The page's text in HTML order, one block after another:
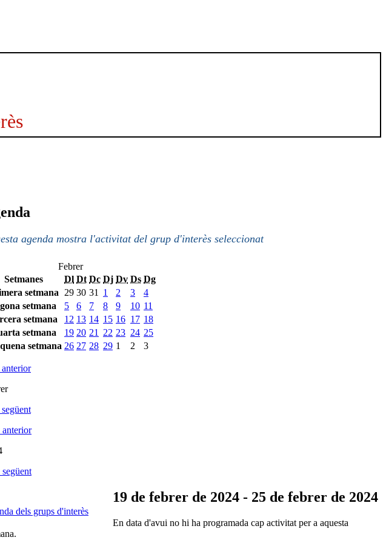
agenda mostra l'activitat del grup d'interès seleccionat
Febrer
Setmanes
Dl Dt Dc Dj Dv Ds Dg
setmana
29 30 31 1 2 3
4
setmana
5 6 7 8 9 10 11
setmana
12 13 14 15 16 17 18
setmana
19 20 21 22 23 24 25
setmana 26 27 28 29 1 2 3
dels grups d'interès
19 de febrer de 2024 - 25 de febrer de 2024
En data d'avui no hi ha programada cap activitat per a aquesta